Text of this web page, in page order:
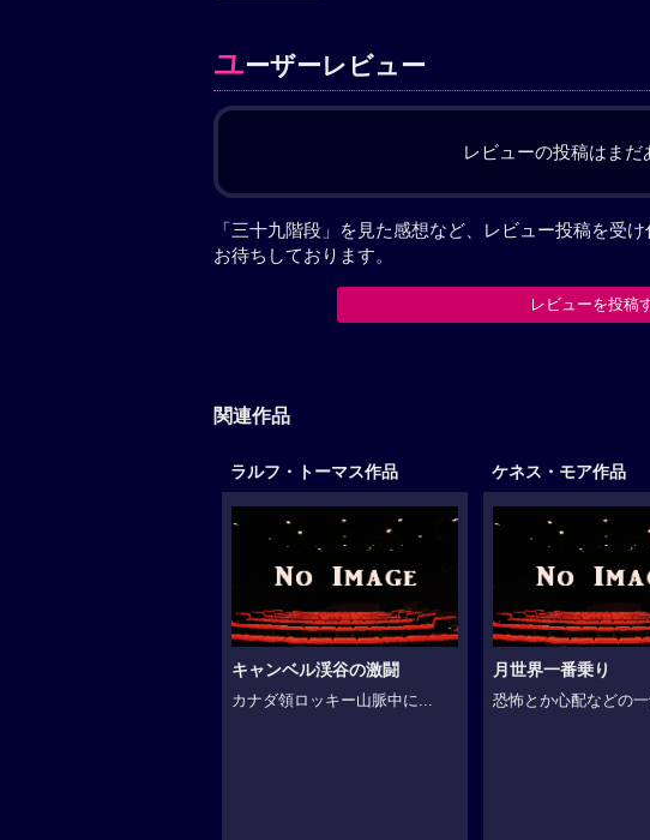
ユーザーレビュー
レビューの投稿はまだ
「三十九階段」を見た感想など、レビュー投稿を受
お待ちしております。
レビューを投稿
関連作品
ラルフ・トーマス作品
キャンベル渓谷の激闘
カナダ領ロッキー山脈中に...
ケネス・モア作品
月世界一番乗り
恐怖とか心配などの